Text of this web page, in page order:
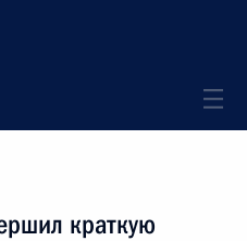
краткую